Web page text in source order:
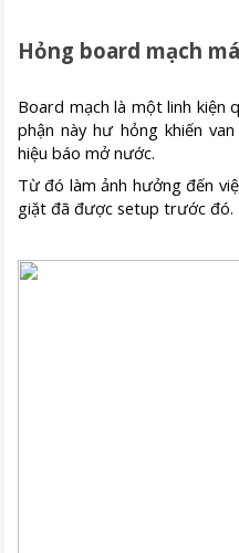
Hỏng board mạch
Board mạch là một linh kiện
phận này hư hỏng khiến
hiệu báo mở nước.
Từ đó làm ảnh hưởng đến
giặt đã được setup trước đó.